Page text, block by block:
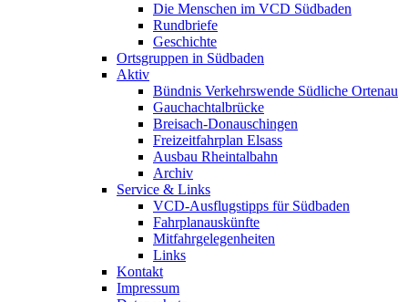
Die Menschen im VCD Südbaden
Rundbriefe
Geschichte
Ortsgruppen in Südbaden
Aktiv
Bündnis Verkehrswende Südliche Ortenau
Gauchachtalbrücke
Breisach-Donauschingen
Freizeitfahrplan Elsass
Ausbau Rheintalbahn
Archiv
Service & Links
VCD-Ausflugstipps für Südbaden
Fahrplanauskünfte
Mitfahrgelegenheiten
Links
Kontakt
Impressum